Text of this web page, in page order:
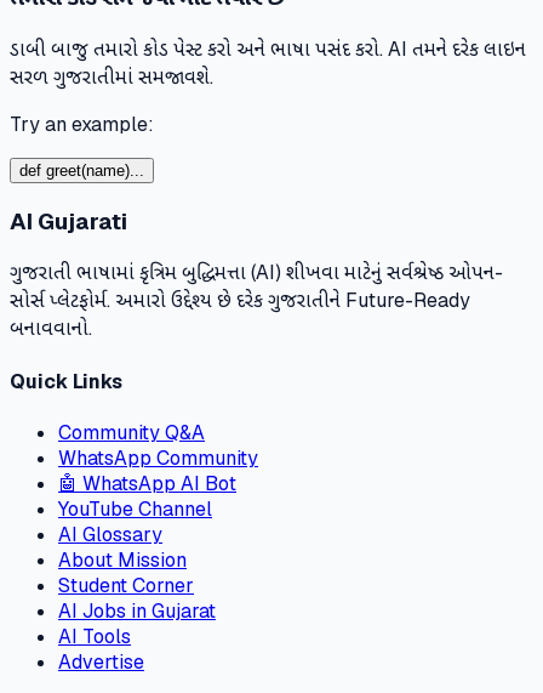
ડાબી બાજુ તમારો કોડ પેસ્ટ કરો અને ભાષા પસંદ કરો. AI તમને દરેક લાઇન
સરળ ગુજરાતીમાં સમજાવશે.
Try an example:
def greet(name)...
AI Gujarati
ગુજરાતી ભાષામાં કૃત્રિમ બુદ્ધિમત્તા (AI) શીખવા માટેનું સર્વશ્રેષ્ઠ ઓપન-
સોર્સ પ્લેટફોર્મ. અમારો ઉદ્દેશ્ય છે દરેક ગુજરાતીને Future-Ready
બનાવવાનો.
Quick Links
Community Q&A
WhatsApp Community
🤖 WhatsApp AI Bot
YouTube Channel
AI Glossary
About Mission
Student Corner
AI Jobs in Gujarat
AI Tools
Advertise